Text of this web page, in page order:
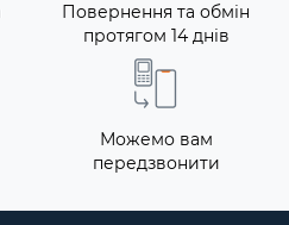
Повернення та обмін
протягом 14 днів
Можемо вам
передзвонити